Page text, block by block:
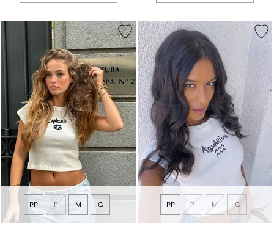
PP P M G PP P M G